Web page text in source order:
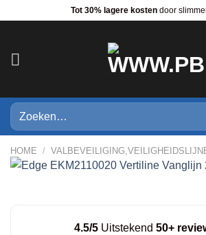
Tot 30% lagere kosten door
Zoeken
naar:
HOME /
4.5/5 Uitstekend 50+